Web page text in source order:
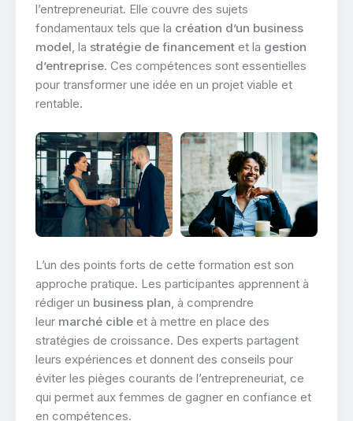
l’entrepreneuriat. Elle couvre des sujets
fondamentaux tels que la création d’un business
model , la stratégie de financement et la gestion
d’entreprise. Ces compétences sont essentielles
pour transformer une idée en un projet viable et
rentable.
L’un des points forts de cette formation est son
approche pratique. Les participantes apprennent à
rédiger un business plan, à comprendre
leur marché cible et à mettre en place des
stratégies de croissance. Des experts partagent
leurs expériences et donnent des conseils pour
éviter les pièges courants de l’entrepreneuriat, ce
qui permet aux femmes de gagner en confiance et
en compétences.